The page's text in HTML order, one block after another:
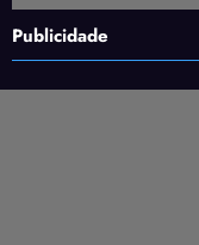
Publicidade